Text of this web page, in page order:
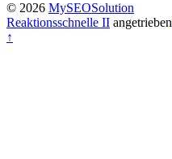
© 2026 MySEOSolution
Reaktionsschnelle II angetrieben
↑